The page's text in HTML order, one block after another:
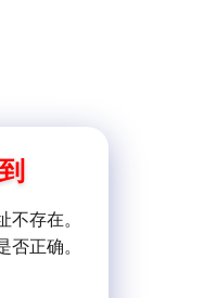
不存在。
否正确。